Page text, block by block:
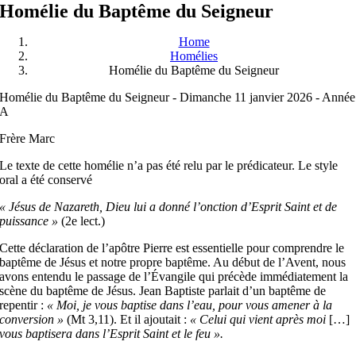
Homélie du Baptême du Seigneur
Home
Homélies
Homélie du Baptême du Seigneur
Homélie du Baptême du Seigneur - Dimanche 11 janvier 2026 - Année
A
Frère Marc
Le texte de cette homélie n’a pas été relu par le prédicateur. Le style
oral a été conservé
« Jésus de Nazareth, Dieu lui a donné l’onction d’Esprit Saint et de
puissance » (2e lect.)
Cette déclaration de l’apôtre Pierre est essentielle pour comprendre le
baptême de Jésus et notre propre baptême. Au début de l’Avent, nous
avons entendu le passage de l’Évangile qui précède immédiatement la
scène du baptême de Jésus. Jean Baptiste parlait d’un baptême de
repentir : « Moi, je vous baptise dans l’eau, pour vous amener à la
conversion » (Mt 3,11). Et il ajoutait : « Celui qui vient après moi […]
vous baptisera dans l’Esprit Saint et le feu ».